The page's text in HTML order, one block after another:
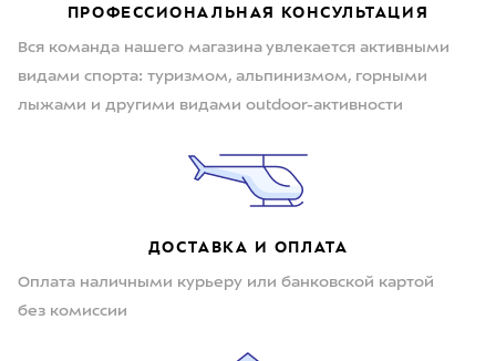
ПРОФЕССИОНАЛЬНАЯ КОНСУЛЬТАЦИЯ
Вся команда нашего магазина увлекается активными
видами спорта: туризмом, альпинизмом, горными
лыжами и другими видами outdoor-активности
ДОСТАВКА И ОПЛАТА
Оплата наличными курьеру или банковской картой
без комиссии